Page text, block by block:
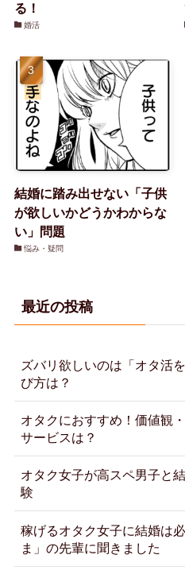
る！
婚活
結婚に踏み出せない「子供
が欲しいかどうかわからな
い」問題
悩み・疑問
最近の投稿
ズバリ欲しいのは「オタ活
び方は？
オタクにおすすめ！価値観
サービスは？
オタク女子が高スペ男子と
験
稼げるオタク女子に結婚は
ま」の先輩に聞きました